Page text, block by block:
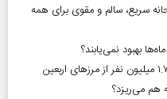
درست کنم؟ معرفی ۳۰ صبحانه سریع، سالم و مقوی برای همه
بهبود نمی‌یابند؟
هم می‌ریزد؟